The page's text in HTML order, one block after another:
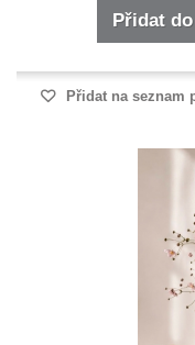
Přidat
Přidat na seznam